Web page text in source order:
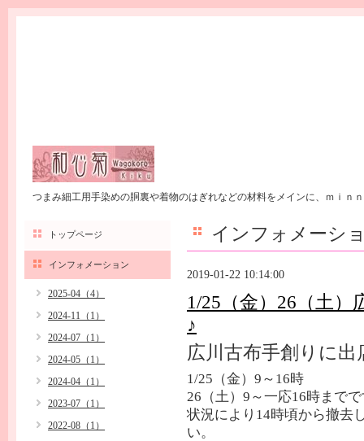
つまみ細工用手染めの胴裏や着物のはぎれなどの材料をメインに、ｍｉｎ
インフォメーシ
2019-01-22 10:14:00
1/25（金）26（土
♪
広川古布手創りに出
1/25（金）9～16時
26（土）9～一応16時まで
状況により14時頃から撤去
い。
トップページ
インフォメーション
2025-04（4）
2024-11（1）
2024-07（1）
2024-05（1）
2024-04（1）
2023-07（1）
2022-08（1）